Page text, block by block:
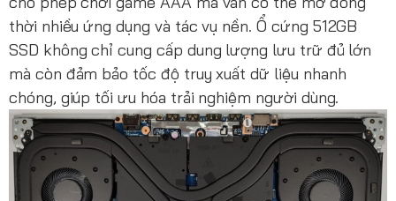
thời nhiều ứng dụng và tác vụ nền. Ổ cứng 512GB
SSD không chỉ cung cấp dung lượng lưu trữ đủ lớn
mà còn đảm bảo tốc độ truy xuất dữ liệu nhanh
chóng, giúp tối ưu hóa trải nghiệm người dùng.